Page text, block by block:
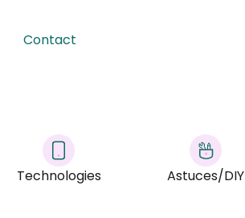
Contact
Technologies Astuces/DIY